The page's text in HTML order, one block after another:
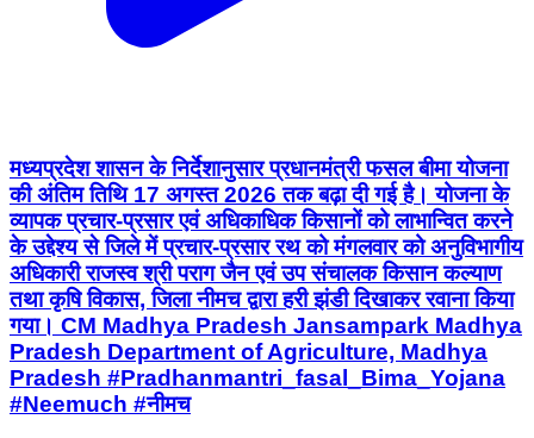
मध्यप्रदेश शासन के निर्देशानुसार प्रधानमंत्री फसल बीमा योजना
की अंतिम तिथि 17 अगस्त 2026 तक बढ़ा दी गई है। योजना के
व्यापक प्रचार-प्रसार एवं अधिकाधिक किसानों को लाभान्वित करने
के उद्देश्य से जिले में प्रचार-प्रसार रथ को मंगलवार को अनुविभागीय
अधिकारी राजस्व श्री पराग जैन एवं उप संचालक किसान कल्याण
तथा कृषि विकास, जिला नीमच द्वारा हरी झंडी दिखाकर रवाना किया
गया। CM Madhya Pradesh Jansampark Madhya
Pradesh Department of Agriculture, Madhya
Pradesh #Pradhanmantri_fasal_Bima_Yojana
#Neemuch #नीमच